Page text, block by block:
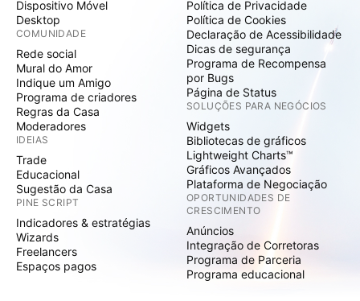
Dispositivo Móvel
Desktop
COMUNIDADE
Rede social
Mural do Amor
Indique um Amigo
Programa de criadores
Regras da Casa
Moderadores
IDEIAS
Trade
Educacional
Sugestão da Casa
PINE SCRIPT
Indicadores & estratégias
Wizards
Freelancers
Espaços pagos
Política de Privacidade
Política de Cookies
Declaração de Acessibilidade
Dicas de segurança
Programa de Recompensa
por Bugs
Página de Status
SOLUÇÕES PARA NEGÓCIOS
Widgets
Bibliotecas de gráficos
Lightweight Charts™
Gráficos Avançados
Plataforma de Negociação
OPORTUNIDADES DE
CRESCIMENTO
Anúncios
Integração de Corretoras
Programa de Parceria
Programa educacional